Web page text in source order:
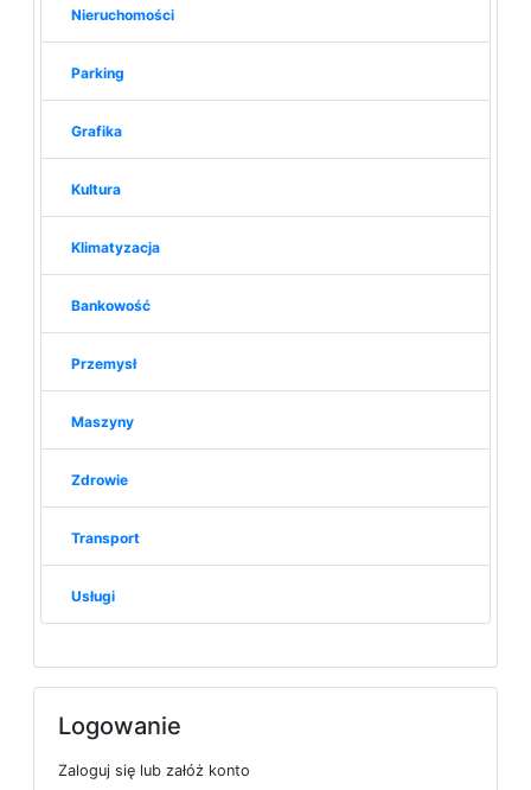
Nieruchomości
Parking
Grafika
Kultura
Klimatyzacja
Bankowość
Przemysł
Maszyny
Zdrowie
Transport
Usługi
Logowanie
Zaloguj się lub załóż konto